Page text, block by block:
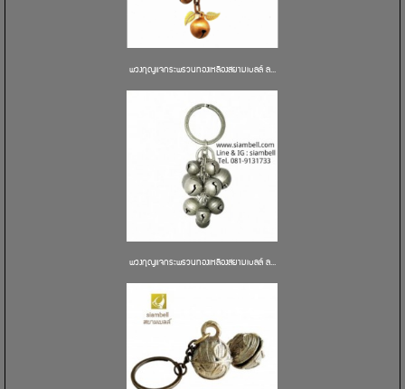
พวงกุญแจกระพรวนทองเหลืองสยามเบลล์ ล...
พวงกุญแจกระพรวนทองเหลืองสยามเบลล์ ล...